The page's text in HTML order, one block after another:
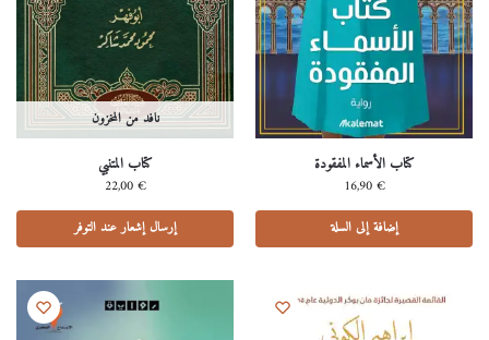
كتاب الأسماء المفقودة
16,90€
إضافة إلى السلة
نافد من المخزون
كتاب المتنبي
22,00€
إرسال إشعار عند التوفر